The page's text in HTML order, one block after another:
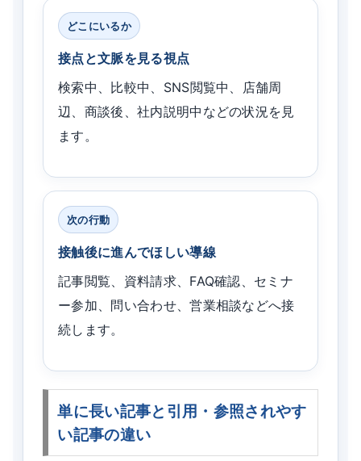
どこにいるか
接点と文脈を見る視点
検索中、比較中、SNS閲覧中、店舗周
辺、商談後、社内説明中などの状況を見
ます。
次の行動
接触後に進んでほしい導線
記事閲覧、資料請求、FAQ確認、セミナ
ー参加、問い合わせ、営業相談などへ接
続します。
単に長い記事と引用・参照されやす
い記事の違い